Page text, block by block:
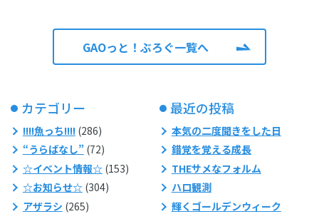
GAOっと！ぶろぐ一覧へ
カテゴリー
!!!!魚っち!!!!(286)
“うらばなし”(72)
☆イベント情報☆(153)
☆お知らせ☆(304)
アザラシ (265)
最近の投稿
本気の二度聞きをした日
錯覚を覚える成長
THEサメなフォルム
ハロ観測
輝くゴールデンウィーク